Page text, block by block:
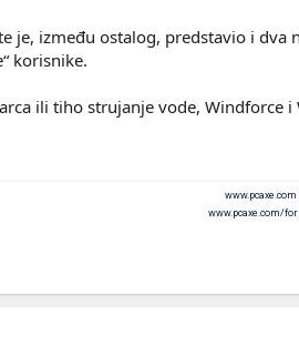
je, između ostalog, predstavio i
korisnike.
ili tiho strujanje vode, Windforce
www.pcaxe.com
www.pcaxe.com/